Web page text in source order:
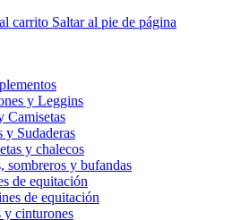
carrito Saltar al pie de página
y Leggins
Camisetas
y Sudaderas
y chalecos
sombreros y bufandas
de equitación
de equitación
y cinturones